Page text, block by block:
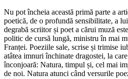
Nu pot încheia această primă parte a
poetică, de o profundă sensibilitate, a
degrabă scriitor și poet a cărui muză
politic de cursă lungă, ministru în mai
Franței. Poeziile sale, scrise și trimise
atâtea imnuri închinate dragostei, la
înconjoară: Natura, timpul și, cel mai
de noi. Natura atunci când versurile